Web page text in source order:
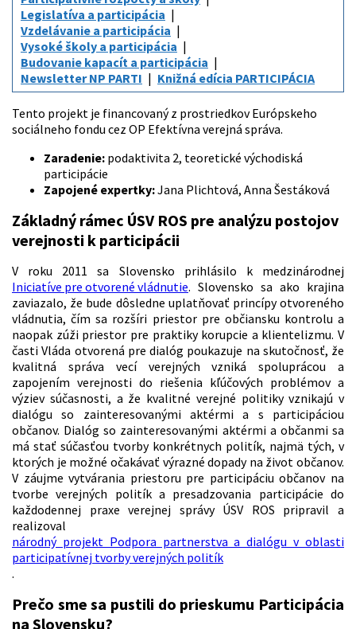
Legislatíva a participácia
Vzdelávanie a participácia
Vysoké školy a participácia
Budovanie kapacít a participácia
Newsletter NP PARTI
Knižná edícia PARTICIPÁCIA
Tento projekt je financovaný z prostriedkov Európskeho
sociálneho fondu cez OP Efektívna verejná správa.
Zaradenie: podaktivita 2, teoretické východiská
participácie
Zapojené expertky:Jana Plichtová, Anna Šestáková
Základný rámec ÚSV ROS pre analýzu postojov
verejnosti k participácii
V roku 2011 sa Slovensko prihlásilo k medzinárodnej
Iniciatíve pre otvorené vládnutie. Slovensko sa ako krajina
zaviazalo, že bude dôsledne uplatňovať princípy otvoreného
vládnutia, čím sa rozšíri priestor pre občiansku kontrolu a
naopak zúži priestor pre praktiky korupcie a klientelizmu. V
časti Vláda otvorená pre dialóg poukazuje na skutočnosť, že
kvalitná správa vecí verejných vzniká spoluprácou a
zapojením verejnosti do riešenia kľúčových problémov a
výziev súčasnosti, a že kvalitné verejné politiky vznikajú v
dialógu so zainteresovanými aktérmi a s participáciou
občanov. Dialóg so zainteresovanými aktérmi a občanmi sa
má stať súčasťou tvorby konkrétnych politík, najmä tých, v
ktorých je možné očakávať výrazné dopady na život občanov.
V záujme vytvárania priestoru pre participáciu občanov na
tvorbe verejných politík a presadzovania participácie do
každodennej praxe verejnej správy ÚSV ROS pripravil a
realizoval
národný projekt Podpora partnerstva a dialógu v oblasti
participatívnej tvorby verejných politík
.
Prečo sme sa pustili do prieskumu Participácia
na Slovensku?